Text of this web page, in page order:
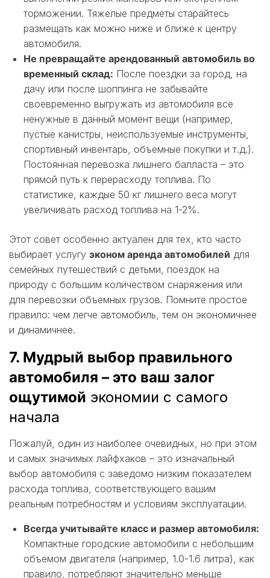
торможении. Тяжелые предметы старайтесь
размещать как можно ниже и ближе к центру
автомобиля.
Не превращайте арендованный автомобиль во
временный склад: После поездки за город, на
дачу или после шоппинга не забывайте
своевременно выгружать из автомобиля все
ненужные в данный момент вещи (например,
пустые канистры, неиспользуемые инструменты,
спортивный инвентарь, объемные покупки и т.д.).
Постоянная перевозка лишнего балласта – это
прямой путь к перерасходу топлива. По
статистике, каждые 50 кг лишнего веса могут
увеличивать расход топлива на 1-2%.
Этот совет особенно актуален для тех, кто часто
выбирает услугу эконом аренда автомобилей для
семейных путешествий с детьми, поездок на
природу с большим количеством снаряжения или
для перевозки объемных грузов. Помните простое
правило: чем легче автомобиль, тем он экономичнее
и динамичнее.
7. Мудрый выбор правильного
автомобиля – это ваш залог
ощутимой экономии с самого
начала
Пожалуй, один из наиболее очевидных, но при этом
и самых значимых лайфхаков – это изначальный
выбор автомобиля с заведомо низким показателем
расхода топлива, соответствующего вашим
реальным потребностям и условиям эксплуатации.
Всегда учитывайте класс и размер автомобиля:
Компактные городские автомобили с небольшим
объемом двигателя (например, 1.0-1.6 литра), как
правило, потребляют значительно меньше